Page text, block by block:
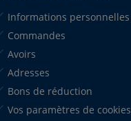
Informations personnelles
Commandes
Avoirs
Adresses
Bons de réduction
Vos paramètres de cookies